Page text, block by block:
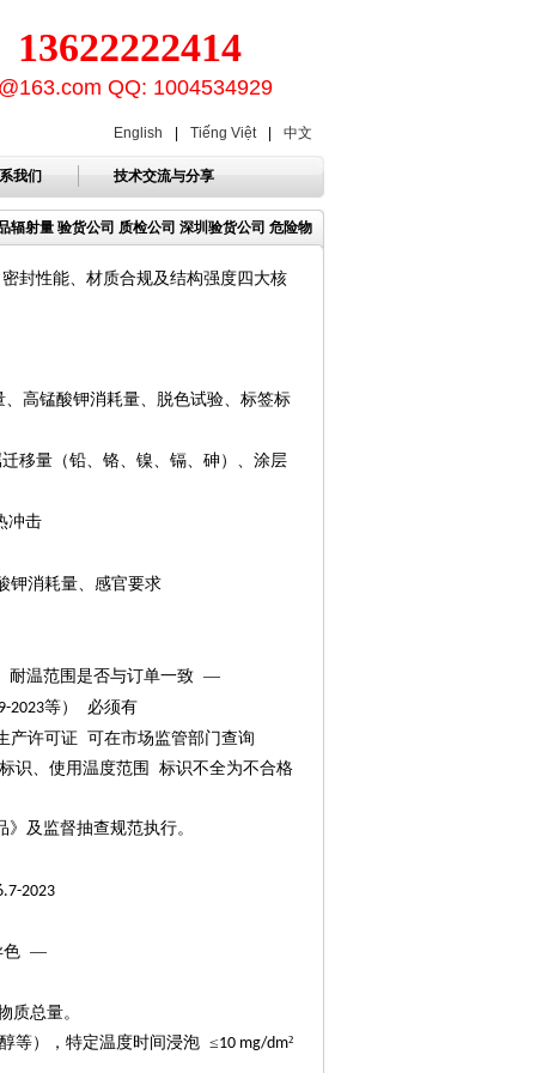
QQ: 1004534929
English Tiếng Việt 中文
我们 技术交流与分享
辐射量 验货公司 质检公司 深圳验货公司 危险物
封性能、材质合规及结构强度四大核
、高锰酸钾消耗量、脱色试验、标签标
移量（铅、铬、镍、镉、砷）、涂层
冲击
钾消耗量、感官要求
耐温范围是否与订单一致 —
2023等） 必须有
产许可证 可在市场监管部门查询
识、使用温度范围
标识不全为不合格
及监督抽查规范执行。
2023
色 —
质总量。
等），特定温度时间浸泡 ≤10 mg/dm²